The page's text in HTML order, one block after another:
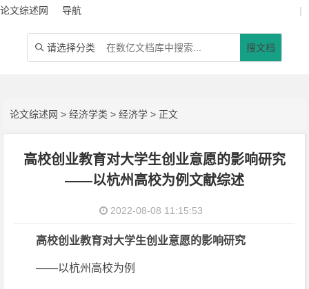
论文综述网 导航 |
 请选择分类 搜文档
论文综述网 >经济学类 >经济学 > 正文
高校创业教育对大学生创业意愿的影响研究
——以杭州高校为例文献综述
2022-08-08 11:15:53
高校创业教育对大学生创业意愿的影响研究
——以杭州高校为例